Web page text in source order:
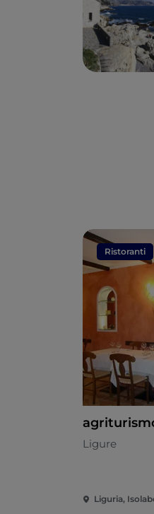
Ristoranti
Ligure
Liguria,